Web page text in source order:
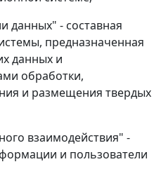
данных" - составная
предназначенная
данных и
обработки,
и размещения твердых
взаимодействия" -
и пользователи